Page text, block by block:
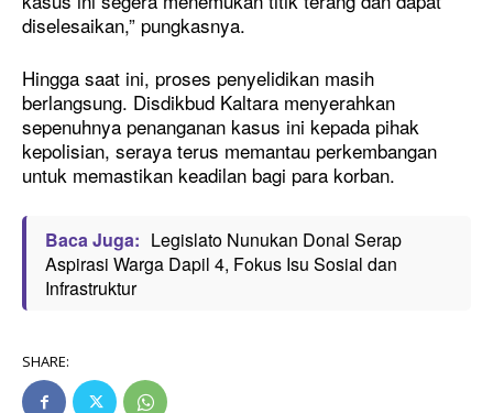
diselesaikan,” pungkasnya.
Hingga saat ini, proses penyelidikan masih
berlangsung. Disdikbud Kaltara menyerahkan
sepenuhnya penanganan kasus ini kepada pihak
kepolisian, seraya terus memantau perkembangan
untuk memastikan keadilan bagi para korban.
Baca Juga: Legislato Nunukan Donal Serap
Aspirasi Warga Dapil 4, Fokus Isu Sosial dan
Infrastruktur
SHARE: